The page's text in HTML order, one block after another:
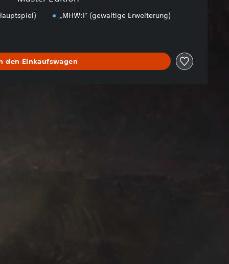
„MHW:I“ (gewaltige Erweiterung)
den Einkaufswagen